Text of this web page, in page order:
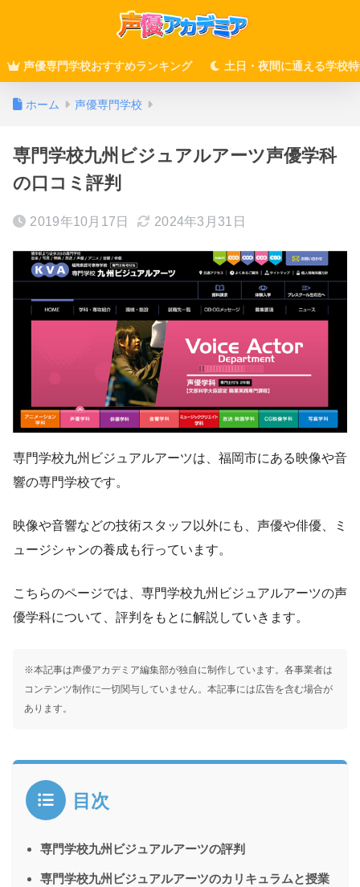
声優専門学校おすすめランキング 土日・夜間に通える学校
ホーム 声優専門学校
専門学校九州ビジュアルアーツ声優学科
の口コミ評判
2019年10月17日 2024年3月31日
専門学校九州ビジュアルアーツは、福岡市にある映像や音
響の専門学校です。
映像や音響などの技術スタッフ以外にも、声優や俳優、ミ
ュージシャンの養成も行っています。
こちらのページでは、専門学校九州ビジュアルアーツの声
優学科について、評判をもとに解説していきます。
※本記事は声優アカデミア編集部が独自に制作しています。各事業者は
コンテンツ制作に一切関与していません。本記事には広告を含む場合が
あります。
目次
専門学校九州ビジュアルアーツの評判
専門学校九州ビジュアルアーツのカリキュラムと授業